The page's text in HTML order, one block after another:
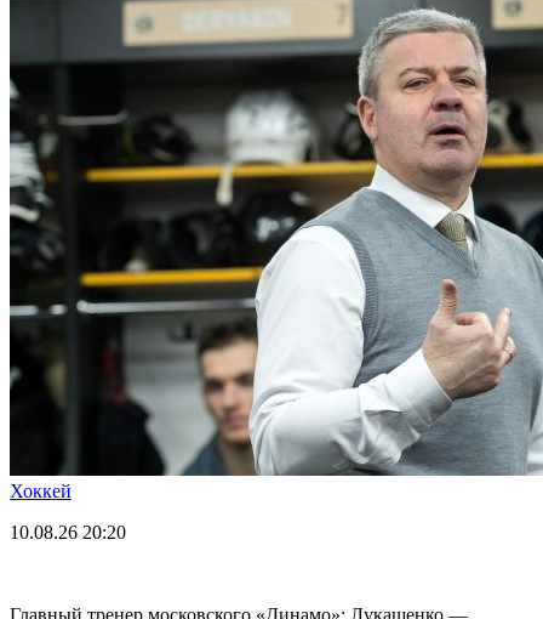
Хоккей
10.08.26 20:20
Главный тренер московского «Динамо»: Лукашенко —